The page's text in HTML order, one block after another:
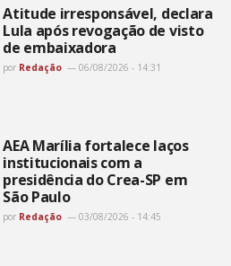
Atitude irresponsável, declara
Lula após revogação de visto
de embaixadora
por Redação 06/08/2026 - 14:31
AEA Marília fortalece laços
institucionais com a
presidência do Crea-SP em
São Paulo
por Redação 03/08/2026 - 14:45